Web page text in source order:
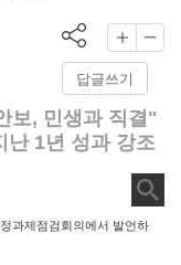
답글쓰기
보, 민생과 직결"
난 1년 성과 강조
과제점검회의에서 발언하